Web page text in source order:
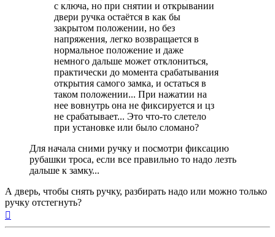
с ключа, но при снятии и открывании
двери ручка остаётся в как бы
закрытом положении, но без
напряжения, легко возвращается в
нормальное положение и даже
немного дальше может отклониться,
практически до момента срабатывания
открытия самого замка, и остаться в
таком положении... При нажатии на
нее вовнутрь она не фиксируется и цз
не срабатывает... Это что-то слетело
при установке или было сломано?
Для начала сними ручку и посмотри фиксацию
рубашки троса, если все правильно то надо лезть
дальше к замку...
А дверь, чтобы снять ручку, разбирать надо или можно только
ручку отстегнуть?